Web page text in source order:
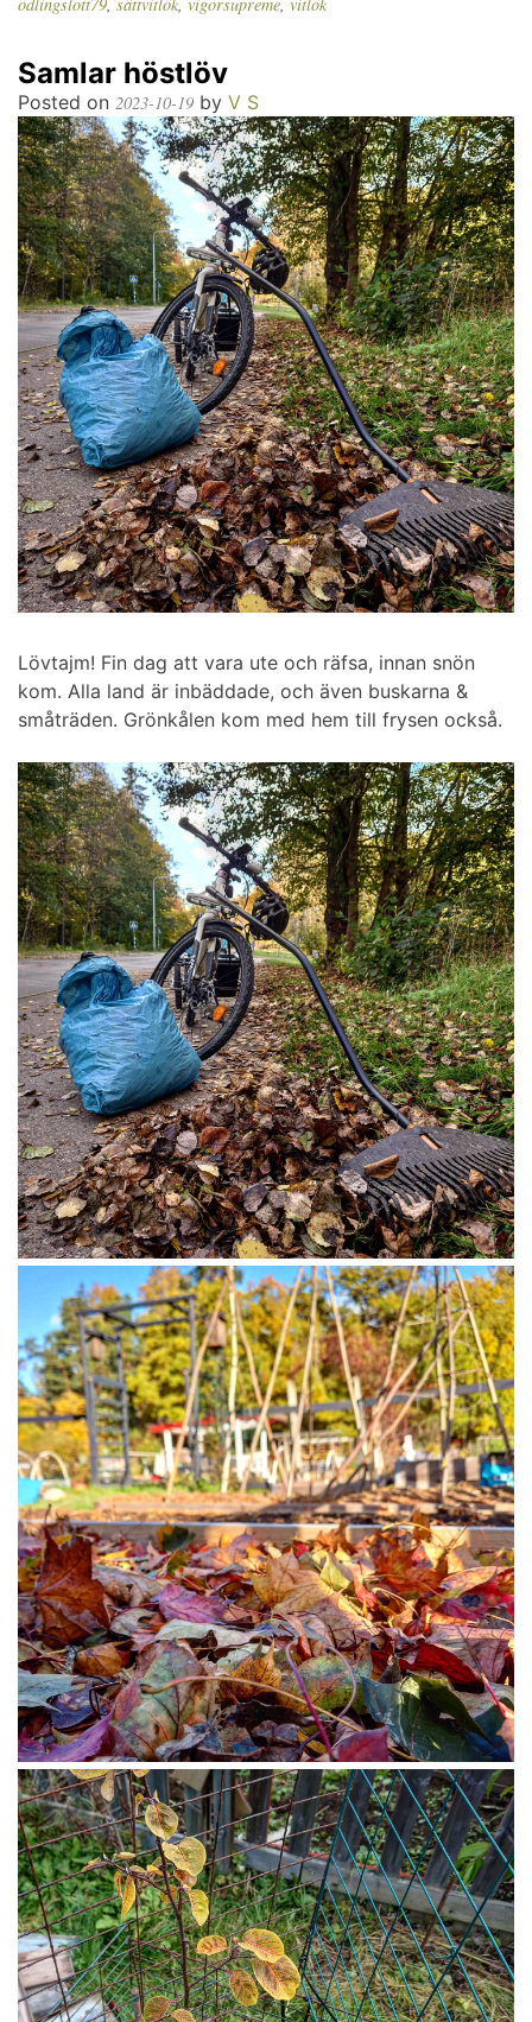
Samlar höstlöv
Posted on 2023-10-19 by V S
Lövtajm! Fin dag att vara ute och räfsa, innan snön
kom. Alla land är inbäddade, och även buskarna &
småträden. Grönkålen kom med hem till frysen också.